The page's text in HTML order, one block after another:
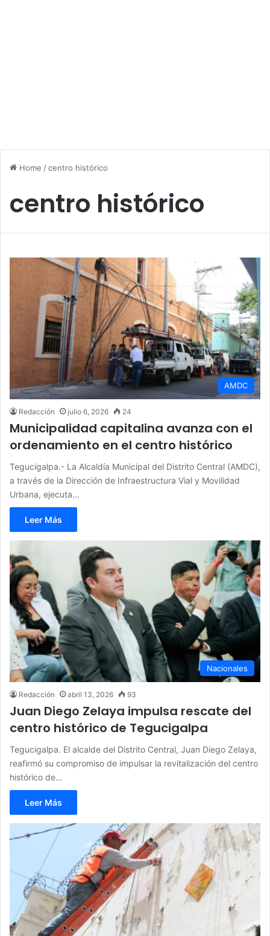
Home /centro histórico
centro histórico
AMDC
Redacción julio 6, 2026 24
Municipalidad capitalina avanza con el
ordenamiento en el centro histórico
Tegucigalpa.- La Alcaldía Municipal del Distrito Central (AMDC),
a través de la Dirección de Infraestructura Vial y Movilidad
Urbana, ejecuta…
Leer Más
Nacionales
Redacción abril 13, 2026 93
Juan Diego Zelaya impulsa rescate del
centro histórico de Tegucigalpa
Tegucigalpa. El alcalde del Distrito Central, Juan Diego Zelaya,
reafirmó su compromiso de impulsar la revitalización del centro
histórico de…
Leer Más